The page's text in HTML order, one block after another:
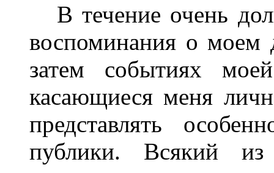
В течение очень
воспоминания о моем
затем событиях
касающиеся меня
представлять
публики. Всякий